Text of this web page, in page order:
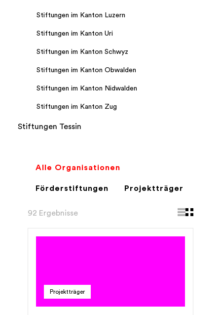
Stiftungen im Kanton Luzern
Stiftungen im Kanton Uri
Stiftungen im Kanton Schwyz
Stiftungen im Kanton Obwalden
Stiftungen im Kanton Nidwalden
Stiftungen im Kanton Zug
Stiftungen Tessin
Alle Organisationen
Förderstiftungen Projektträger
92 Ergebnisse
Projektträger